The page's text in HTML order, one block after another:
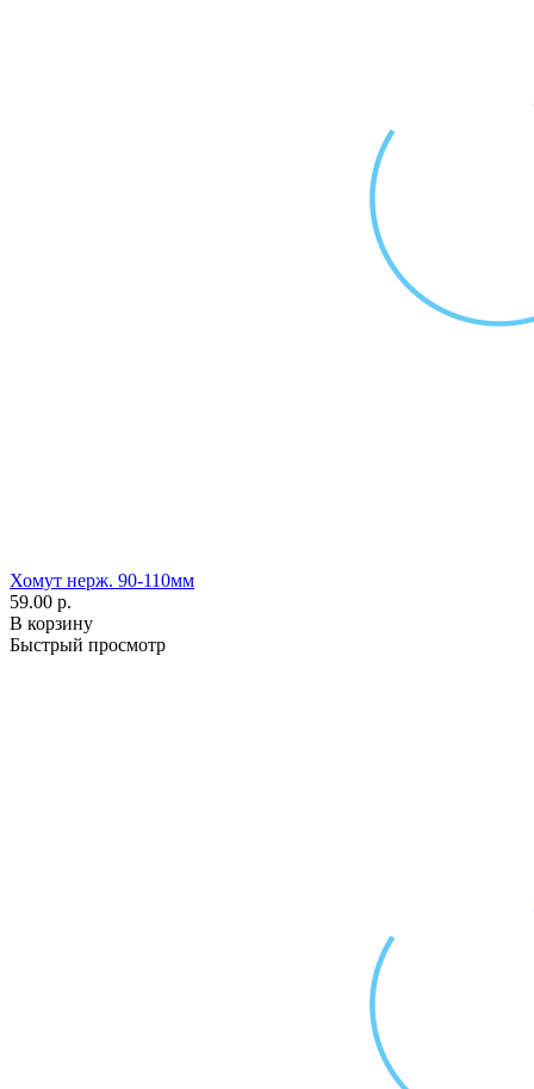
Хомут нерж. 90-110мм
59.00 р.
В корзину
Быстрый просмотр